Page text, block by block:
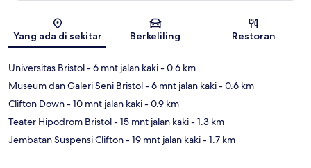
Peta
Yang ada di sekitar Berkeliling Restoran
Universitas Bristol- 6 mnt jalan kaki- 0.6 km
Museum dan Galeri Seni Bristol- 6 mnt jalan kaki- 0.6 km
Clifton Down- 10 mnt jalan kaki- 0.9 km
Teater Hipodrom Bristol- 15 mnt jalan kaki- 1.3 km
Jembatan Suspensi Clifton- 19 mnt jalan kaki- 1.7 km